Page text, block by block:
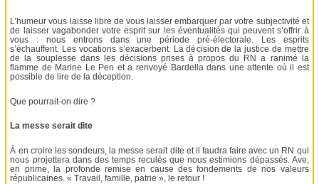
L’humeur vous laisse libre de vous laisser embarquer par votre subjectivité et
de laisser vagabonder votre esprit sur les éventualités qui peuvent s’offrir à
vous : nous entrons dans une période pré-électorale. Les esprits
s’échauffent. Les vocations s’exacerbent. La décision de la justice de mettre
de la souplesse dans les décisions prises à propos du RN a ranimé la
flamme de Marine Le Pen et a renvoyé Bardella dans une attente où il est
possible de lire de la déception.
Que pourrait-on dire ?
La messe serait dite
À en croire les sondeurs, la messe serait dite et il faudra faire avec un RN qui
nous projettera dans des temps reculés que nous estimions dépassés. Ave,
en prime, la profonde remise en cause des fondements de nos valeurs
républicaines. « Travail, famille, patrie », le retour !